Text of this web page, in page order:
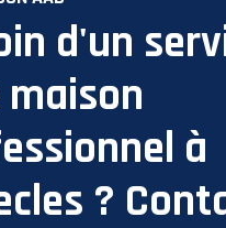
d'un
à
?